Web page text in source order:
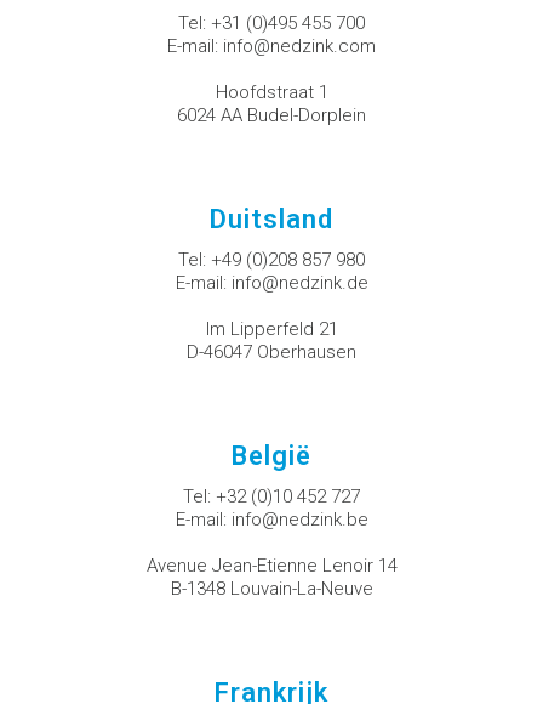
Tel: +31 (0)495 455 700
E-mail: info@nedzink.com
Hoofdstraat 1
6024 AA Budel-Dorplein
Duitsland
Tel: +49 (0)208 857 980
E-mail: info@nedzink.de
Im Lipperfeld 21
D-46047 Oberhausen
België
Tel: +32 (0)10 452 727
E-mail: info@nedzink.be
Avenue Jean-Etienne Lenoir 14
B-1348 Louvain-La-Neuve
Frankrijk